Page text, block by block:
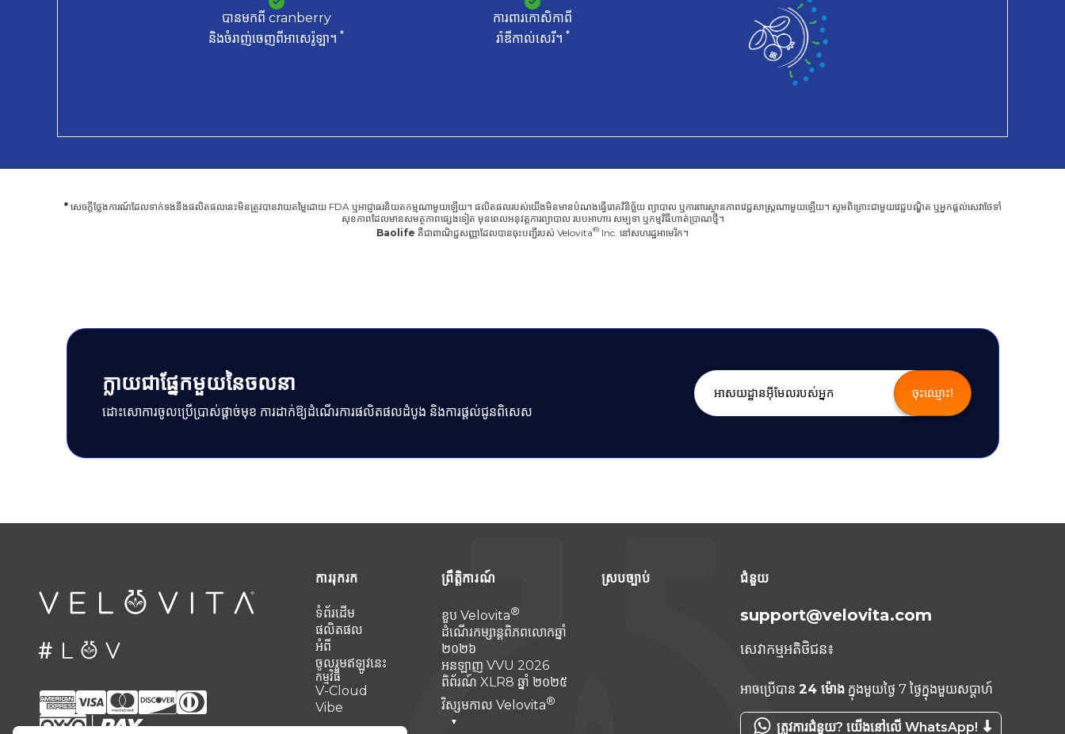
បានមកពី cranberry
និងចំរាញ់ចេញពីអាសេរ៉ូឡា។ *
ការពារកោសិកាពី
រ៉ាឌីកាល់សេរី។ *
*សេចក្តីថ្លែងការណ៍ដែលទាក់ទងនឹងផលិតផលនេះមិនត្រូវបានវាយតម្លៃដោយ FDA ឬអាជ្ញាធរនិយតកម្មណាមួយឡើយ។ ផលិតផលរបស់យើងមិនមានបំណងធ្វើរោគវិនិច្ឆ័យ ព្យាបាល ឬការពារស្ថានភាពវេជ្ជសាស្ត្រណាមួយឡើយ។ សូមពិគ្រោះជាមួយវេជ្ជបណ្ឌិត ឬអ្នកផ្តល់សេវាថែទាំ
សុខភាពដែលមានសមត្ថភាពផ្សេងទៀត មុនពេលអនុវត្តការព្យាបាល របបអាហារ សម្បទា ឬកម្មវិធីហាត់ប្រាណថ្មី។
Baolife គឺជាពាណិជ្ជសញ្ញាដែលបានចុះបញ្ជីរបស់ Velovita Inc. នៅសហរដ្ឋអាមេរិក។
ក្លាយជាផ្នែកមួយនៃចលនា
ដោះសោការចូលប្រើប្រាស់ផ្តាច់មុខ ការដាក់ឱ្យដំណើរការផលិតផលដំបូង និងការផ្តល់ជូនពិសេស
ការរុករក
ទំព័រដើម
ផលិតផល
អំពី
ចូលរួមឥឡូវនេះ
កម្មវិធី
V-Cloud
Vibe
ព្រឹត្តិការណ៍
ខួបVelovita
ដំណើរកម្សាន្តពិភពលោកឆ្នាំ
២០២៦
អនឡាញ VVU 2026
ពិព័រណ៍ XLR8 ឆ្នាំ ២០២៥
វិស្សមកាលVelovita
▼
ស្របច្បាប់ ជំនួយ
support@velovita.com
សេវាកម្មអតិថិជន៖
អាចប្រើបាន 24 ម៉ោង ក្នុងមួយថ្ងៃ 7 ថ្ងៃក្នុងមួយសប្តាហ៍
ត្រូវការជំនួយ? យើងនៅលើ WhatsApp!